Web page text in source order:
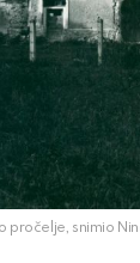
pročelje, snimio